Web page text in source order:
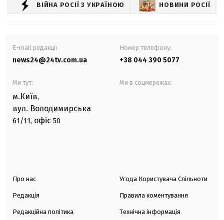
ВІЙНА РОСІЇ З УКРАЇНОЮ НОВИНИ РОСІЇ
E-mail редакції
news24@24tv.com.ua
Номер телефону:
+38 044 390 5077
Ми тут:
м.Київ,
вул. Володимирська
61/11, офіс 50
Ми в соцмережах:
Про нас
Редакція
Редакційна політика
Угода Користувача Спільноти
Правила коментування
Технічна інформація